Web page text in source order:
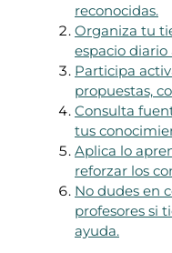
reconocidas.
Organiza tu
espacio diario
Participa
propuestas,
Consulta
tus
Aplica lo
reforzar los
No dudes en
profesores si
ayuda.